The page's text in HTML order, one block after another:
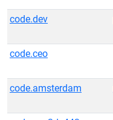
code.dev
code.ceo
code.amsterdam